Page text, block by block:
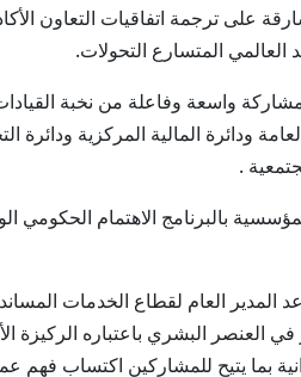
على ترجمة اتفاقيات التعاون
المتسارع التحولات.
واسعة وفاعلة من نخبة
ودائرة المالية المركزية
.
بالبرنامج الاهتمام الحكومي
العام لقطاع الخدمات
العنصر البشري باعتباره
بما يتيح للمشاركين اكتساب فهم